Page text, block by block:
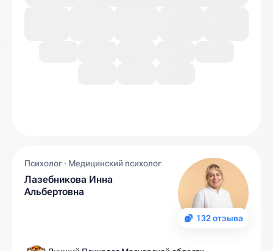
132 отзыва
Психолог · Медицинский психолог
Лазебникова Инна
Альбертовна